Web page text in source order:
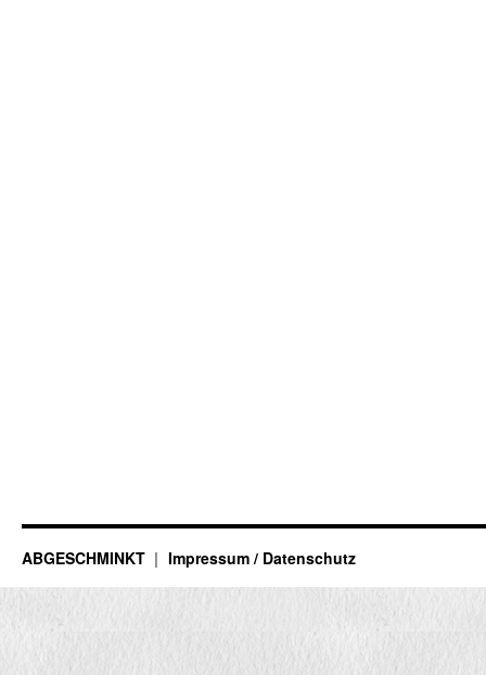
ABGESCHMINKT Impressum / Datenschutz